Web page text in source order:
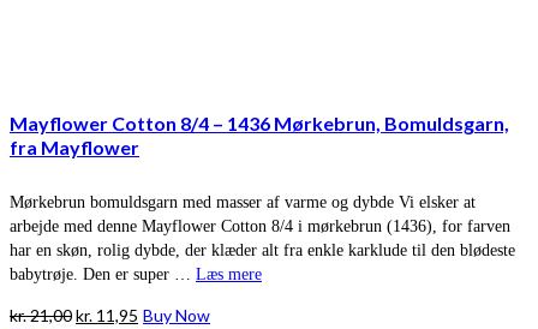
Mayflower Cotton 8/4 – 1436 Mørkebrun, Bomuldsgarn,
fra Mayflower
Mørkebrun bomuldsgarn med masser af varme og dybde Vi elsker at
arbejde med denne Mayflower Cotton 8/4 i mørkebrun (1436), for farven
har en skøn, rolig dybde, der klæder alt fra enkle karklude til den blødeste
babytrøje. Den er super … Læs mere
kr.21,00Den
kr. 11,95 Den
Buy Now